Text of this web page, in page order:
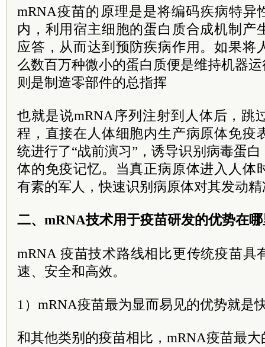
mRNA疫苗的原理是是将编码疾病特异
内，利用宿主细胞的蛋白质合成机制产
应答，从而达到预防疾病作用。如果将
么数百万种微小的蛋白质便是维持机器
则是制造零部件的总指挥
也就是说mRNA序列注射到人体后，跳
程，直接在人体细胞内生产病原体免疫
统进行了“战前演习”，诱导识别病毒蛋
体的免疫记忆。当真正病原体进入人体
有素的军人，快速识别病原体对其发动
二、mRNA技术用于疫苗研发的优势在
mRNA 疫苗技术路线相比更传统疫苗具
速、安全和高效。
1）mRNA疫苗最为显而易见的优势就是
和其他类别的疫苗相比，mRNA疫苗最